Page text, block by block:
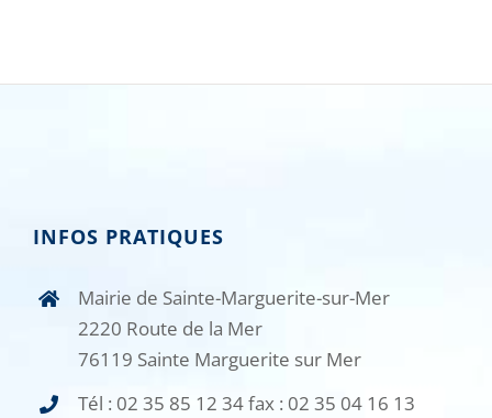
INFOS PRATIQUES
Mairie de Sainte-Marguerite-sur-Mer
2220 Route de la Mer
76119 Sainte Marguerite sur Mer
Tél : 02 35 85 12 34 fax : 02 35 04 16 13